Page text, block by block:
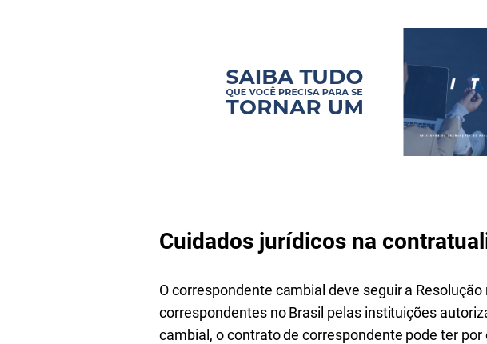
Cuidados jurídicos na
O correspondente cambial deve seguir a
correspondentes no Brasil pelas instituições
cambial, o contrato de correspondente pode ter